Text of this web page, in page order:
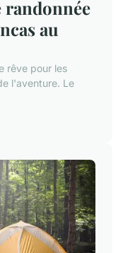
au
rêve pour les
l'aventure. Le